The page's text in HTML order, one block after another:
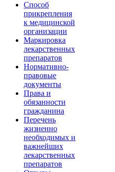
Способ
прикрепления
к медицинской
организации
Маркировка
лекарственных
препаратов
Нормативно-
правовые
документы
Права и
обязанности
гражданина
Перечень
жизненно
необходимых и
важнейших
лекарственных
препаратов